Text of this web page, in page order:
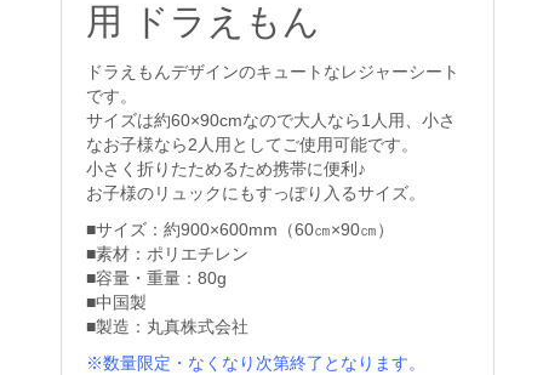
用 ドラえもん
ドラえもんデザインのキュートなレジャーシート
です。
サイズは約60×90cmなので大人なら1人用、小さ
なお子様なら2人用としてご使用可能です。
小さく折りたためるため携帯に便利♪
お子様のリュックにもすっぽり入るサイズ。
■サイズ：約900×600mm（60㎝×90㎝）
■素材：ポリエチレン
■容量・重量：80g
■中国製
■製造：丸真株式会社
※数量限定・なくなり次第終了となります。